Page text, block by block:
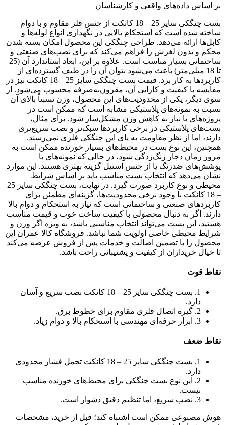
بر اساس داده‌های واقعی و کارشناسان
بست چنگکی سایز 25 – 18 کانکت از جنس فلز مقاوم و با دوام
ساخته شده است که استحکام بالایی در نگهداری انواع لوله‌ها و
کابل‌ها ارائه می‌دهد. طراحی چنگکی این محصول امکان بسته شدن
محکم و بدون لغزش را فراهم می‌کند که برای نصب‌های صنعتی و
ساختمانی بسیار مناسب است. علاوه بر این، ابعاد استاندارد آن (25
تا 18 میلی‌متر) باعث می‌شود بتوان آن را در طیف گسترده‌ای از
کاربردها به کار برد. قیمت بست چنگکی سایز 25 – 18 کانکت نیز در
مقایسه با کیفیت و کارایی آن، مقرون‌به‌صرفه محسوب می‌شود. از
سوی دیگر، یکی از محدودیت‌های این محصول، وزن نسبتاً بالای آن
نسبت به نمونه‌های پلاستیکی مشابه است که ممکن است در
پروژه‌های با نیاز به کاهش وزن مشکل‌ساز شود. برای مثال،
بست‌های پلاستیکی در برخی کاربردها سبک‌تر و نصب سریع‌تری
دارند، اما از نظر مقاومت به پای این چنگکی فلزی نمی‌رسند.
همچنین، این نوع بست در محیط‌های بسیار خورنده ممکن است به
مرور زمان دچار زنگ‌زدگی شود، در حالی که نمونه‌های با
پوشش‌های ضدزنگ یا از جنس استیل گزینه بهتری هستند. این موارد
نشان می‌دهد که انتخاب بست مناسب باید بر اساس شرایط
محیطی و نوع کاربرد صورت گیرد. در نهایت، بست چنگکی سایز 25
– 18 کانکت با وجود برخی محدودیت‌ها، گزینه‌ای مطمئن برای
کاربردهای صنعتی و ساختمانی است که نیاز به استحکام و دوام بالا
دارند. اگر به دنبال محصولی با کیفیت ساخت خوب و قیمت مناسب
هستید، این بست می‌تواند انتخاب مناسبی باشد، به ویژه اگر وزن و
شرایط محیطی خاصی اولویت شما نباشد. فروشگاه کالا عمران این
محصول را با تضمین اصالت و خدمات پس از فروش عرضه می‌کند
تا خیال خریداران از کیفیت و پشتیبانی راحت باشد.
نقاط قوت
1. بست چنگکی سایز 25 – 18 کانکت نصب سریع و آسان
دارد.
2. گیره اتصال فلزی مقاوم برای خطوط برق.
3. ابزار حرفه‌ای مهندسی با استحکام بالا و دوام زیاد.
نقاط ضعف
1. بست چنگکی سایز 25 – 18 کانکت تحمل فشار محدودی
دارد.
2. این نوع بست چنگکی برای محیط‌های خورنده مناسب
نیست.
3. نصب سریع، اما تنظیم دقیق دشوار است.
هوش مصنوعی ممکن است اشتباه کند؛ قبل از خرید، مشخصات